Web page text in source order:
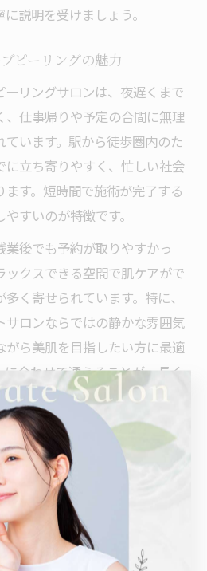
説明を受けましょう。
ピーリングの魅力
ーリングサロンは、夜遅くまで
、仕事帰りや予定の合間に無理
います。駅から徒歩圏内のた
に立ち寄りやすく、忙しい社会
す。短時間で施術が完了する
すいのが特徴です。
後でも予約が取りやすかっ
ックスできる空間で肌ケアがで
く寄せられています。特に、
サロンならではの静かな雰囲気
がら美肌を目指したい方に最適
合わせて通えることが、長く
す。
れる肌荒れ改善効果
荒れやニキビ、毛穴の目立ちな
対して根本的な改善を目指せる
による穏やかなピーリング作用
肌のターンオーバーを正常化。